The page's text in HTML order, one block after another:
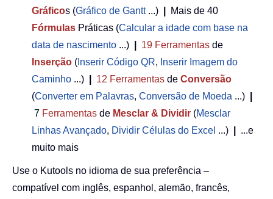
Gráficos (Gráfico de Gantt...)
Mais de 40
Fórmulas Práticas (Calcular a idade com base na
data de nascimento ...) 19 Ferramentas de
Inserção ( Inserir Código QR, Inserir Imagem do
Caminho ...) 12 Ferramentas de Conversão
(Converter em Palavras, Conversão de Moeda ...)
7 Ferramentas de Mesclar & Dividir (Mesclar
Linhas Avançado, Dividir Células do Excel ...)
...e
muito mais
Use o Kutools no idioma de sua preferência –
compatível com inglês, espanhol, alemão, francês,